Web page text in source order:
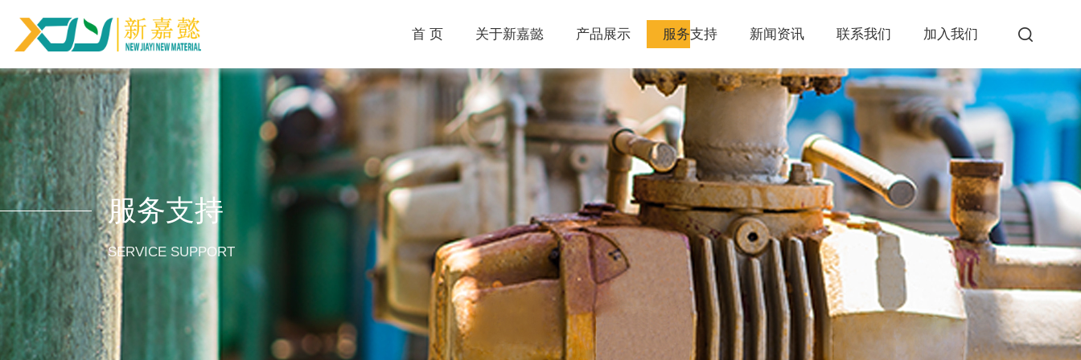
首 页 关于新嘉懿 产品展示 服务支持 新闻资讯 联系我们 加入我们
服务支持
SERVICE SUPPORT